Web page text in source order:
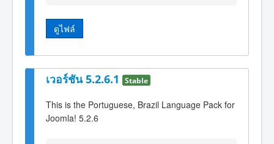
ดูไฟล์
เวอร์ชัน 5.2.6.1 Stable
This is the Portuguese, Brazil Language Pack for
Joomla! 5.2.6